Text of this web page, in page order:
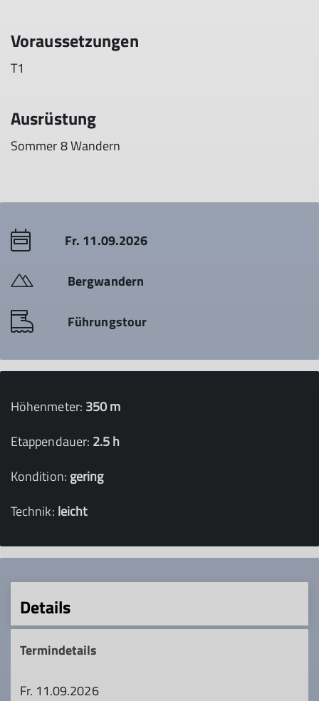
Voraussetzungen
T1
Ausrüstung
Sommer 8 Wandern
Fr. 11.09.2026
Bergwandern
Führungstour
Höhenmeter: 350 m
Etappendauer: 2.5 h
Kondition: gering
Technik: leicht
Details
Termindetails
Fr. 11.09.2026